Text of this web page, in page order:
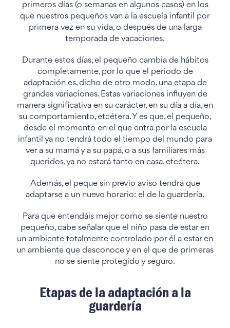
primeros días (o semanas en algunos casos) en los
que nuestros pequeños van a la escuela infantil por
primera vez en su vida, o después de una larga
temporada de vacaciones.
Durante estos días, el pequeño cambia de hábitos
completamente, por lo que el periodo de
adaptación es, dicho de otro modo, una etapa de
grandes variaciones. Estas variaciones influyen de
manera significativa en su carácter, en su día a día, en
su comportamiento, etcétera. Y es que, el pequeño,
desde el momento en el que entra por la escuela
infantil ya no tendrá todo el tiempo del mundo para
ver a su mamá y a su papá, o a sus familiares más
queridos, ya no estará tanto en casa, etcétera.
Además, el peque sin previo aviso tendrá que
adaptarse a un nuevo horario: el de la guardería.
Para que entendáis mejor como se siente nuestro
pequeño, cabe señalar que el niño pasa de estar en
un ambiente totalmente controlado por él a estar en
un ambiente que desconoce y en el que de primeras
no se siente protegido y seguro.
Etapas de la adaptación a la
guardería